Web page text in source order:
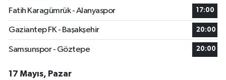
Fatih Karagümrük - Alanyaspor
17:00
Gaziantep FK - Başakşehir 20:00
Samsunspor - Göztepe 20:00
17 Mayıs, Pazar